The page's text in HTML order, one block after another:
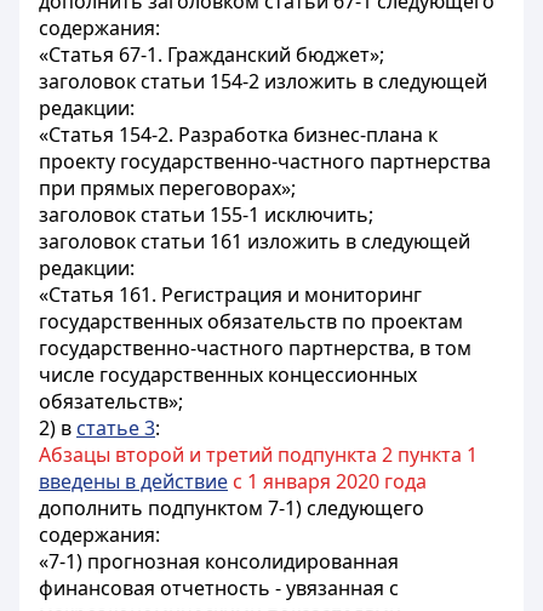
содержания:
«Статья 67-1. Гражданский бюджет»;
заголовок статьи 154-2 изложить в следующей
редакции:
«Статья 154-2. Разработка бизнес-плана к
проекту государственно-частного партнерства
при прямых переговорах»;
заголовок статьи 155-1 исключить;
заголовок статьи 161 изложить в следующей
редакции:
«Статья 161. Регистрация и мониторинг
государственных обязательств по проектам
государственно-частного партнерства, в том
числе государственных концессионных
обязательств»;
2) в статье 3:
Абзацы второй и третий подпункта 2 пункта 1
введены в действие с 1 января 2020 года
дополнить подпунктом 7-1) следующего
содержания:
«7-1) прогнозная консолидированная
финансовая отчетность - увязанная с